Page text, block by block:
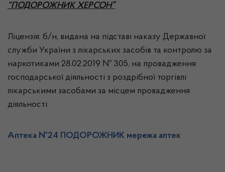
“ПОДОРОЖНИК ХЕРСОН”
Ліцензія: б/н, видана на підставі наказу Державної
служби України з лікарських засобів та контролю за
наркотиками 28.02.2019 № 305, на провадження
господарської діяльності з роздрібної торгівлі
лікарськими засобами за місцем провадження
діяльності:
Аптека №24 ПОДОРОЖНИК мережа аптек